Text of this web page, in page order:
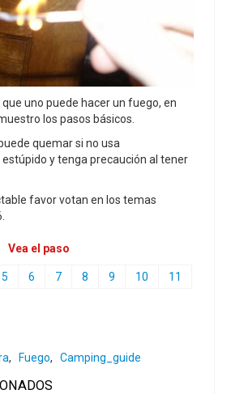
uno puede hacer un fuego, en
los pasos básicos.
quemar si no usa
y tenga precaución al tener
favor votan en los temas
Vea el paso
5 6 7 8 9 10
11
, Fuego, Camping_guide